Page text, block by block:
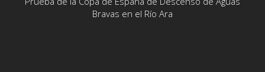
Bravas en el Río Ara